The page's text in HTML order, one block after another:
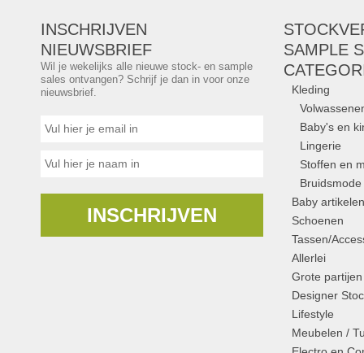
INSCHRIJVEN
NIEUWSBRIEF
Wil je wekelijks alle nieuwe stock- en sample
sales ontvangen? Schrijf je dan in voor onze
nieuwsbrief.
INSCHRIJVEN
SAMPLE
Kleding
Baby's en
Lingerie
Stoffen en
Bruidsmode
Baby artikelen
Schoenen
Tassen/
Allerlei
Grote partijen
Designer
Lifestyle
Meubelen /